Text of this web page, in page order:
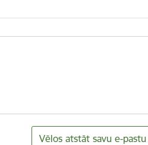
Vēlos atstāt savu e-pastu